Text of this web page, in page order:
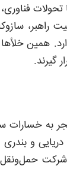
فناوری،
همین
گیرند.
به خسارات
و بندری
حمل‌ونقل،